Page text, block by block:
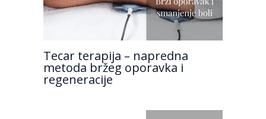
Tecar terapija – napredna
metoda bržeg oporavka i
regeneracije